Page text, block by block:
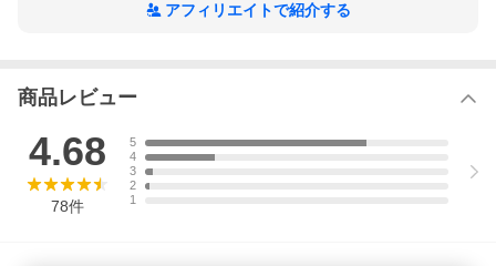
アフィリエイトで紹介する
商品レビュー
4.68
78件
5
4
3
2
1